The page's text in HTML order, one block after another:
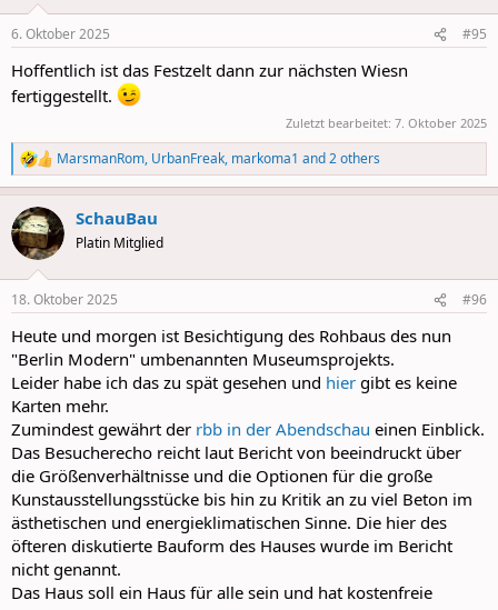
s
6. Oktober 2025 #95
Hoffentlich ist das Festzelt dann zur nächsten Wiesn
fertiggestellt.
Zuletzt bearbeitet: 7. Oktober 2025
R
e
a
c
t
i
s
MarsmanRom, UrbanFreak, markoma1 and 2 others
SchauBau
Platin Mitglied
18. Oktober 2025 #96
Heute und morgen ist Besichtigung des Rohbaus des nun
"Berlin Modern" umbenannten Museumsprojekts.
Leider habe ich das zu spät gesehen und hier gibt es keine
Karten mehr.
Zumindest gewährt der rbb in der Abendschau einen Einblick.
Das Besucherecho reicht laut Bericht von beeindruckt über
die Größenverhältnisse und die Optionen für die große
Kunstausstellungsstücke bis hin zu Kritik an zu viel Beton im
ästhetischen und energieklimatischen Sinne. Die hier des
öfteren diskutierte Bauform des Hauses wurde im Bericht
nicht genannt.
Das Haus soll ein Haus für alle sein und hat kostenfreie